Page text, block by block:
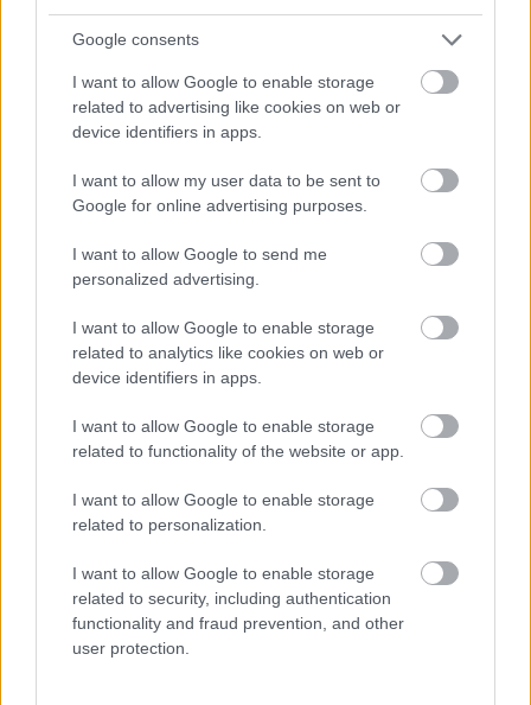
Google consents
I want to allow Google to enable storage
related to advertising like cookies on web or
device identifiers in apps.
I want to allow my user data to be sent to
Google for online advertising purposes.
I want to allow Google to send me
personalized advertising.
I want to allow Google to enable storage
related to analytics like cookies on web or
device identifiers in apps.
I want to allow Google to enable storage
related to functionality of the website or app.
I want to allow Google to enable storage
related to personalization.
I want to allow Google to enable storage
related to security, including authentication
functionality and fraud prevention, and other
user protection.
Ολυμπιακός: Τελειώνει άμεσα του Μπραγκάντσα
σύμφωνα με την A Bola
Λιβάι Γκαρσία - Παναθηναϊκός: Τα οικονομικά
δεδομένα του σπουδαίου deal
Νέντοβιτς για Γουόκαπ: «Είναι από τους πιο...
βρώμικους παίκτες της EuroLeague, αλλά τόσο καλό